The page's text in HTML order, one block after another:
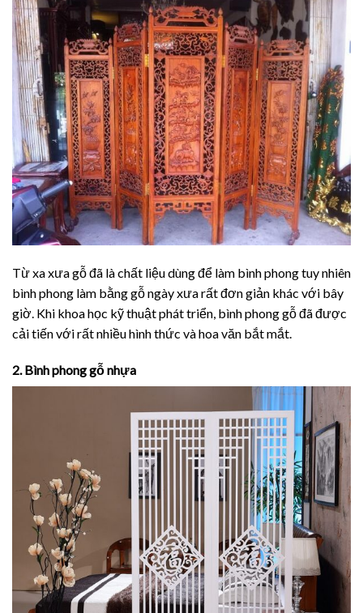
Từ xa xưa gỗ đã là chất liệu dùng để làm bình phong tuy nhiên
bình phong làm bằng gỗ ngày xưa rất đơn giản khác với bây
giờ. Khi khoa học kỹ thuật phát triển, bình phong gỗ đã được
cải tiến với rất nhiều hình thức và hoa văn bắt mắt.
2. Bình phong gỗ nhựa